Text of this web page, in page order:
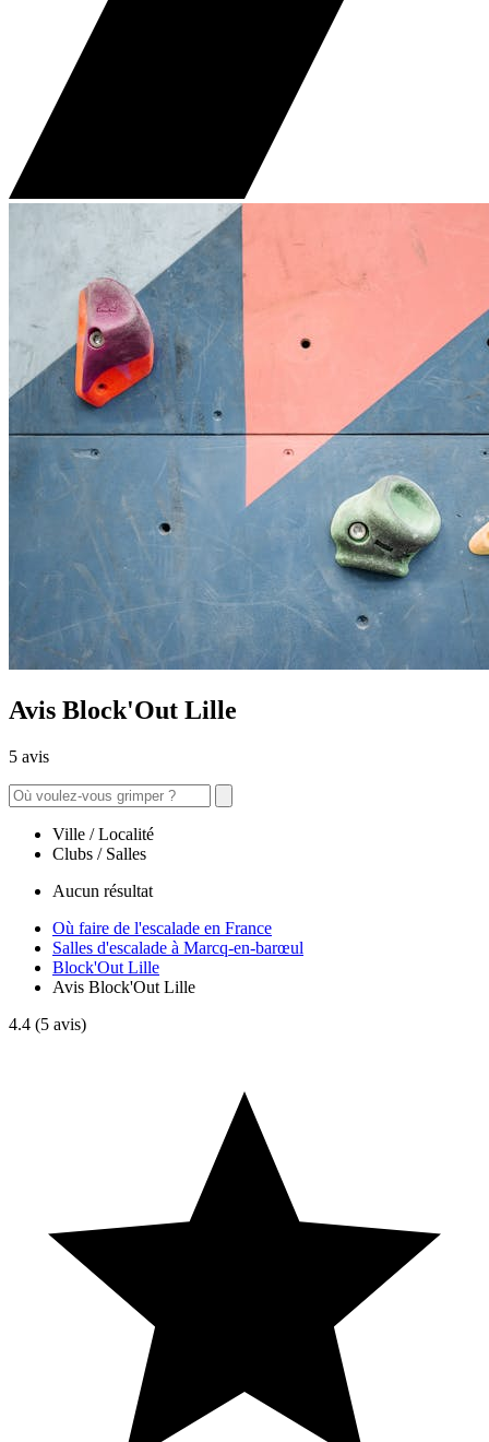
Avis Block'Out Lille
5 avis
Ville / Localité
Clubs / Salles
Aucun résultat
Où faire de l'escalade en France
Salles d'escalade à Marcq-en-barœul
Block'Out Lille
Avis Block'Out Lille
4.4 (5 avis)